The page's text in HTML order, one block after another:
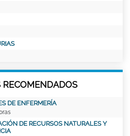
RECOMENDADOS
DE ENFERMERÍA
DE RECURSOS NATURALES Y